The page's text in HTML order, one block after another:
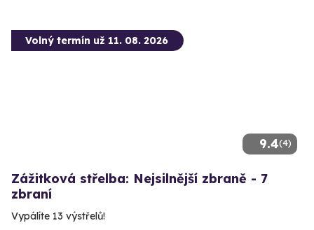
9.4(4)
Volný termín už 11. 08. 2026
Zážitková střelba: Nejsilnější zbraně - 7
zbraní
Vypálíte 13 výstřelů!